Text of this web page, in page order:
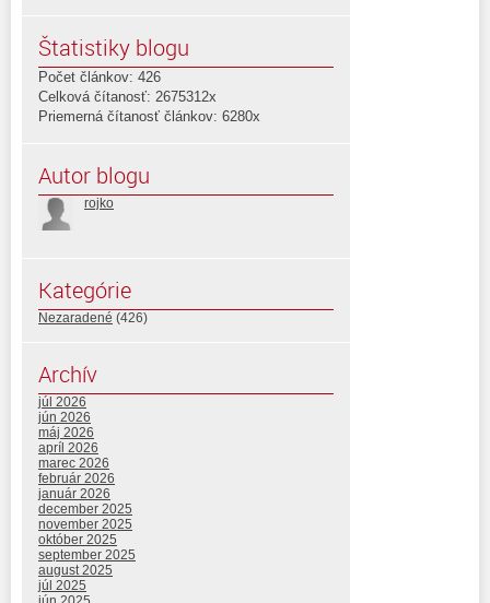
Štatistiky blogu
Počet článkov: 426
Celková čítanosť: 2675312x
Priemerná čítanosť článkov: 6280x
Autor blogu
rojko
Kategórie
Nezaradené (426)
Archív
júl 2026
jún 2026
máj 2026
apríl 2026
marec 2026
február 2026
január 2026
december 2025
november 2025
október 2025
september 2025
august 2025
júl 2025